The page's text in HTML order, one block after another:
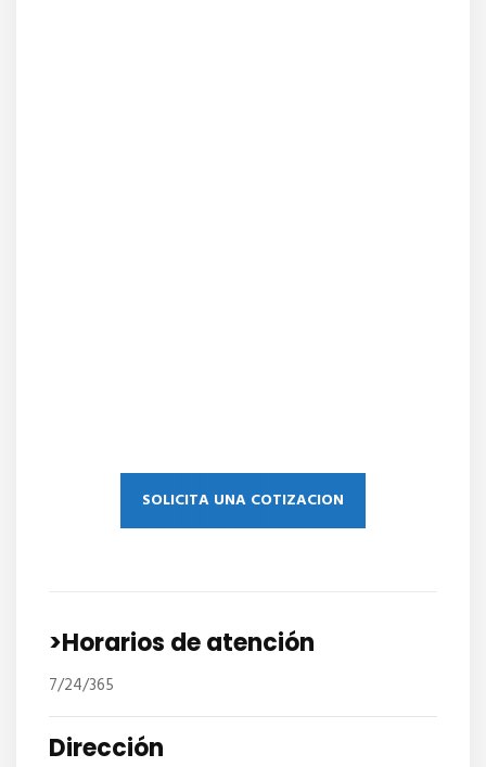
SOLICITA UNA COTIZACION
>Horarios de atención
7/24/365
Dirección